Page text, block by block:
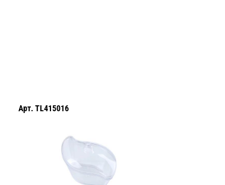
Арт. TL415016